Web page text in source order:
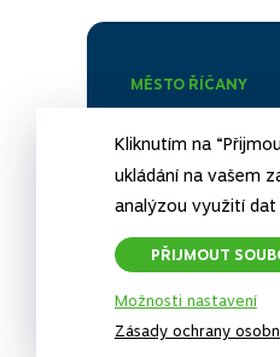
MĚSTO ŘÍČANY
Městský úřad
©2026 Město
Kliknutím na
ukládání na vašem
analýzou využití dat
PŘIJMOUT
Možnosti nastavení
Zásady ochrany